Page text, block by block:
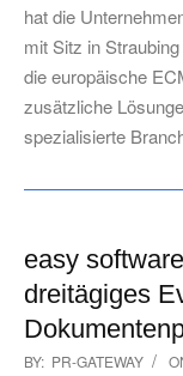
hat die
mit Sitz in
die europäische
zusätzliche
spezialisierte
easy
dreitägiges
2026-
BY: PR-GATEWAY